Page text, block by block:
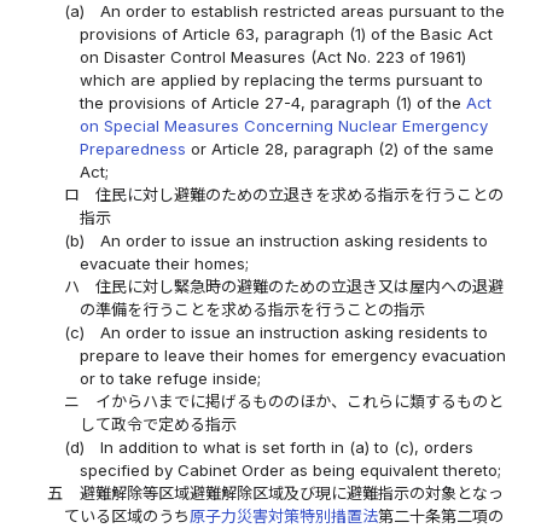
(a)
An order to establish restricted areas pursuant to the
provisions of Article 63, paragraph (1) of the Basic Act
on Disaster Control Measures (Act No. 223 of 1961)
which are applied by replacing the terms pursuant to
the provisions of Article 27-4, paragraph (1) of the Act
on Special Measures Concerning Nuclear Emergency
Preparedness or Article 28, paragraph (2) of the same
Act;
ロ
住民に対し避難のための立退きを求める指示を行うことの
指示
(b)
An order to issue an instruction asking residents to
evacuate their homes;
ハ
住民に対し緊急時の避難のための立退き又は屋内への退避
の準備を行うことを求める指示を行うことの指示
(c)
An order to issue an instruction asking residents to
prepare to leave their homes for emergency evacuation
or to take refuge inside;
ニ
イからハまでに掲げるもののほか、これらに類するものと
して政令で定める指示
(d)
In addition to what is set forth in (a) to (c), orders
specified by Cabinet Order as being equivalent thereto;
五
避難解除等区域避難解除区域及び現に避難指示の対象となっ
ている区域のうち原子力災害対策特別措置法第二十条第二項の